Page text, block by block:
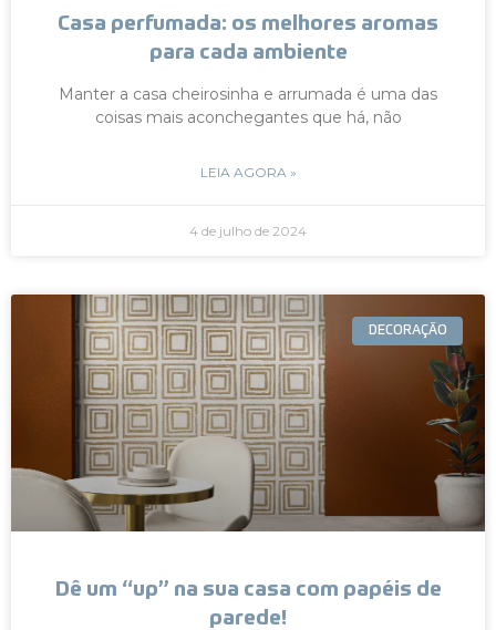
Casa perfumada: os melhores aromas
para cada ambiente
Manter a casa cheirosinha e arrumada é uma das
coisas mais aconchegantes que há, não
LEIA AGORA »
4 de julho de 2024
DECORAÇÃO
Dê um “up” na sua casa com papéis de
parede!